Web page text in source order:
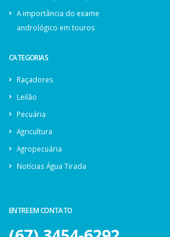
A importância do exame
andrológico em touros
CATEGORIAS
Raçadores
Leilão
Pecuária
Agricultura
Agropecuária
Notícias Água Tirada
ENTRE EM CONTATO